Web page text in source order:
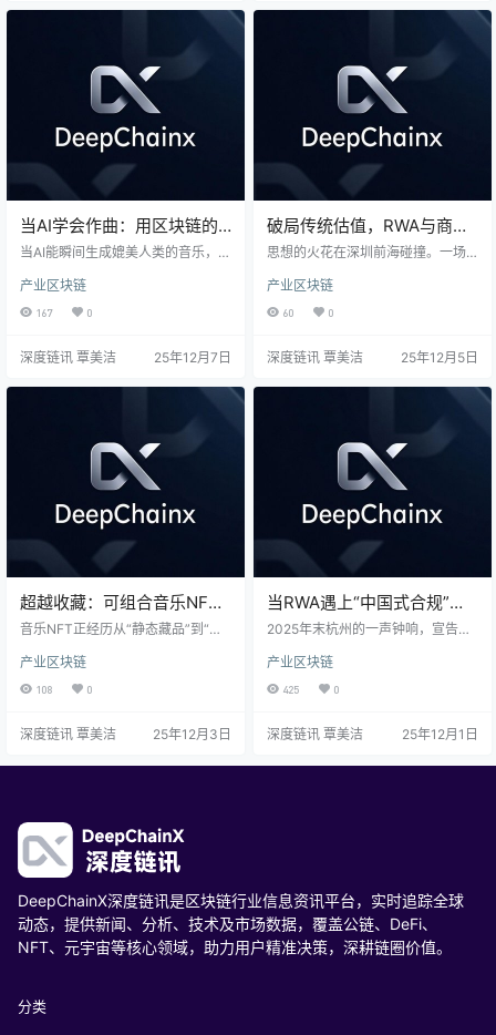
单的技术试验，而是一场旨在统一
结算效率与市场可及性的深层变
革。美国正以此举，悄然布局下一
代全球金融…
智能合约实现公平分配，并直面其
不仅是一场技术实验，更是关乎创
作者主权与数字生产关系未来的关
当AI学会作曲：用区块链的
“可信指纹”界定人机创作边
当AI能瞬间生成媲美人类的音乐，版
我们该如何证明一次灵感的点击，
胜过机器亿万次的计算？本文从震
机。核心指出：破局关键在于用区
不可篡改的“可信指纹”，从而构建一
新生态。这不仅是技术方案，更是
关乎音乐产业未来秩序的基石。
产业区块链
167 0
深度链讯 覃美洁 25年12月7日
破局传统估值，RWA与商业
情报如何在大湾区重构资产
思想的火花在深圳前海碰撞。一场
讨会，揭开了资产数字化变革的序
幕。会议剖析了粤港澳大湾区凭借
资本的高效链接，打开了一条全新
产业区块链
60 0
深度链讯 覃美洁 25年12月5日
超越收藏：可组合音乐NFT
如何重塑创作者经济
音乐NFT正经历从“静态藏品”到“动
台为代表的“MusicBlocks”范式，将
音乐解构为可自由组合、协作与持
资产形态与价值分配的音乐产业范
产业区块链
108 0
深度链讯 覃美洁 25年12月3日
当RWA遇上“中国式合规”：
从军强智付2.38亿融资看赛
2025年末杭州的一声钟响，宣告军
38亿融资，闯入RWA万亿赛道。其
核心并非技术炫技，而是旗帜鲜明
既是一家公司的战略落子，更是对
问。
产业区块链
425 0
深度链讯 覃美洁 25年12月1日
DeepChainX深度链讯是区块链行业信息资讯平台，实时追踪全球
动态，提供新闻、分析、技术及市场数据，覆盖公链、DeFi、
NFT、元宇宙等核心领域，助力用户精准决策，深耕链圈价值。
分类